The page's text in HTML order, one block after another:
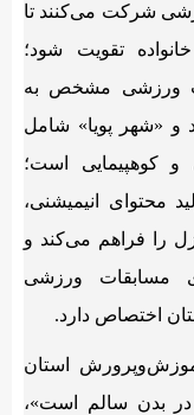
شرکت می‌کنند تا
تقویت شود؛
ورزشی مشخص به
و «شهر پویا» شامل
و کوهپیمایی است؛
محتوای انیمیشنی،
را فراهم می‌کند و
مسابقات ورزشی
اختصاص دارد.
استان
در بدن سالم است»،